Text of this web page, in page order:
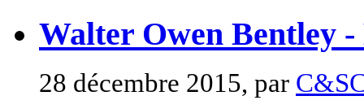
Walter Owen Bentley
28 décembre 2015, par